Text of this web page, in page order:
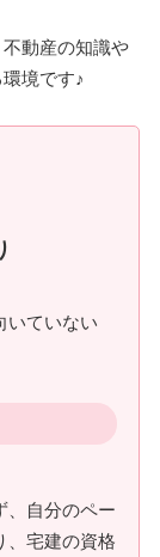
動産の知識や
境です♪
いていない
、自分のペー
、宅建の資格